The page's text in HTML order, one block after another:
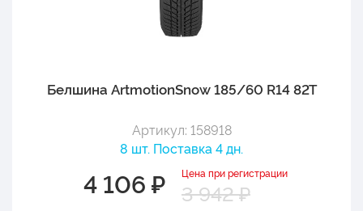
Белшина ArtmotionSnow 185/60 R14 82T
Артикул: 158918
8 шт. Поставка 4 дн.
4 106 ₽ Цена при регистрации
3 942 ₽